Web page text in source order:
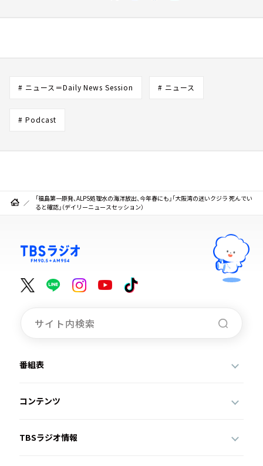
# ニュース＝Daily News Session # ニュース
# Podcast
「福島第一原発、ALPS処理水の海洋放出、今年春にも」「大阪湾の迷いクジラ 死んでい
ると確認」（デイリーニュースセッション）
番組表
コンテンツ
TBSラジオ情報